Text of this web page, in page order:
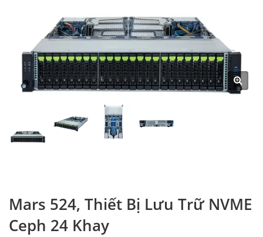
Mars 524, Thiết Bị Lưu Trữ NVME
Ceph 24 Khay